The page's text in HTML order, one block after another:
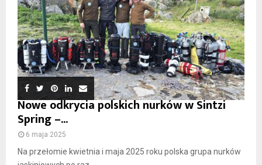
Nowe odkrycia polskich nurków w Sintzi
Spring –...
6 maja 2025
Na przełomie kwietnia i maja 2025 roku polska grupa nurków